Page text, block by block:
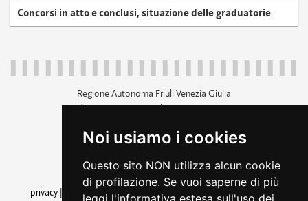
Noi usiamo i cookies
Questo sito NON utilizza alcun cookie
di profilazione. Se vuoi saperne di più
leggi l'informativa estesa sull'uso dei
Concorsi in atto e conclusi, situazione delle graduatorie
Regione Autonoma Friuli Venezia Giulia
c.f. 80014930327; p.iva 00526040324
+39 040 3771111
amministrazione trasparente
privacy
cookie |note legali accessibilità
dichiarazione di